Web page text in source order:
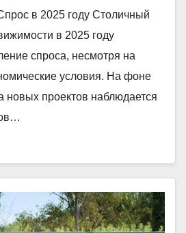
в 2025 году Столичный
в 2025 году
спроса, несмотря на
условия. На фоне
новых проектов наблюдается